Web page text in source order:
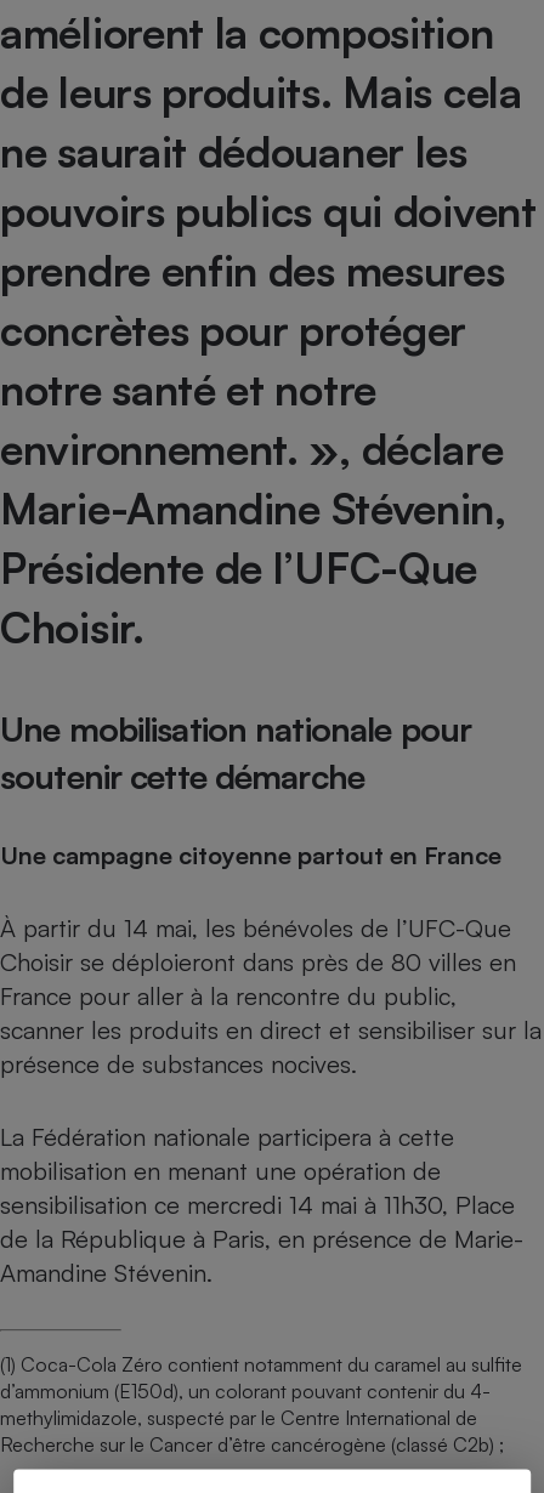
améliorent la composition
de leurs produits. Mais cela
ne saurait dédouaner les
pouvoirs publics qui doivent
prendre enfin des mesures
concrètes pour protéger
notre santé et notre
environnement. », déclare
Marie-Amandine Stévenin,
Présidente de l’UFC-Que
Choisir.
Une mobilisation nationale pour
soutenir cette démarche
Une campagne citoyenne partout en France
À partir du 14 mai, les bénévoles de l’UFC-Que
Choisir se déploieront dans près de 80 villes en
France pour aller à la rencontre du public,
scanner les produits en direct et sensibiliser sur la
présence de substances nocives.
La Fédération nationale participera à cette
mobilisation en menant une opération de
sensibilisation ce mercredi 14 mai à 11h30, Place
de la République à Paris, en présence de Marie-
Amandine Stévenin.
(1) Coca-Cola Zéro contient notamment du caramel au sulfite
d’ammonium (E150d), un colorant pouvant contenir du 4-
methylimidazole, suspecté par le Centre International de
Recherche sur le Cancer d’être cancérogène (classé C2b) ;